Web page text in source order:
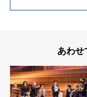
あわせ